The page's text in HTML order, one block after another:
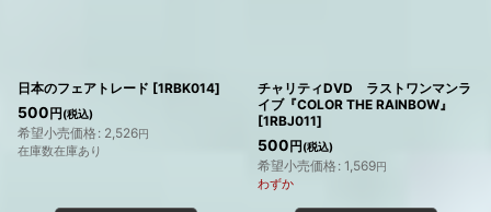
日本のフェアトレード [1RBK014]
500円(税込)
希望小売価格 : 2,526円
在庫数在庫あり
チャリティDVD ラストワンマンラ
イブ『COLOR THE RAINBOW』
[1RBJ011]
500円(税込)
希望小売価格 : 1,569円
わずか